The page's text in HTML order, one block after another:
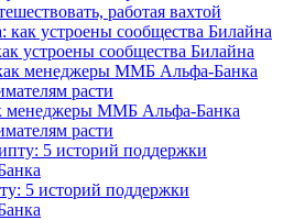
работая вахтой
устроены сообщества Билайна
менеджеры ММБ Альфа-Банка
расти
5 историй поддержки